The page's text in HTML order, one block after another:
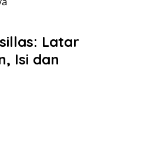
Latar
Isi dan